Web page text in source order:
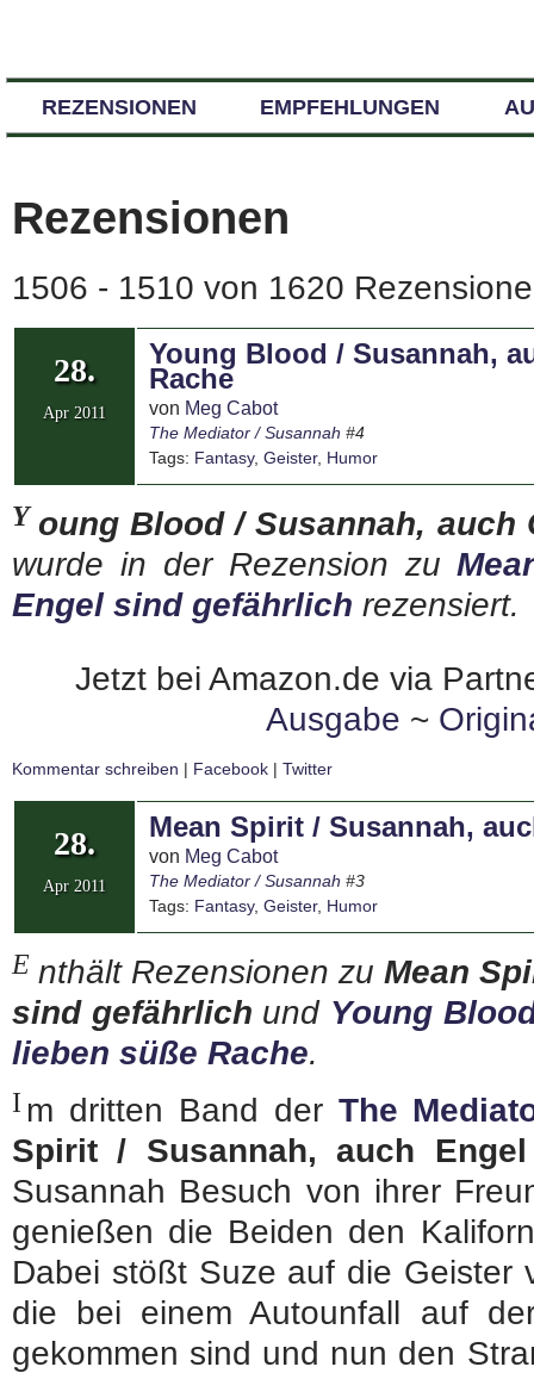
REZENSIONEN EMPFEHLUNGEN
Rezensionen
1506 - 1510 von 1620
28.
Apr 2011
Young Blood / Susannah,
Rache
von Meg Cabot
The Mediator / Susannah #4
Tags: Fantasy, Geister, Humor
Y oung Blood / Susannah, auch
wurde in der Rezension zu
Engel sind gefährlich rezensiert.
Jetzt bei Amazon.de via
Ausgabe ~
Kommentar schreiben | Facebook | Twitter
28.
Apr 2011
Mean Spirit / Susannah,
von Meg Cabot
The Mediator / Susannah #3
Tags: Fantasy, Geister, Humor
E nthält Rezensionen zu Mean
sind gefährlich und Young
lieben süße Rache.
I m dritten Band der The
Spirit / Susannah, auch
Susannah Besuch von ihrer
genießen die Beiden den
Dabei stößt Suze auf die Geister
die bei einem Autounfall auf
gekommen sind und nun den